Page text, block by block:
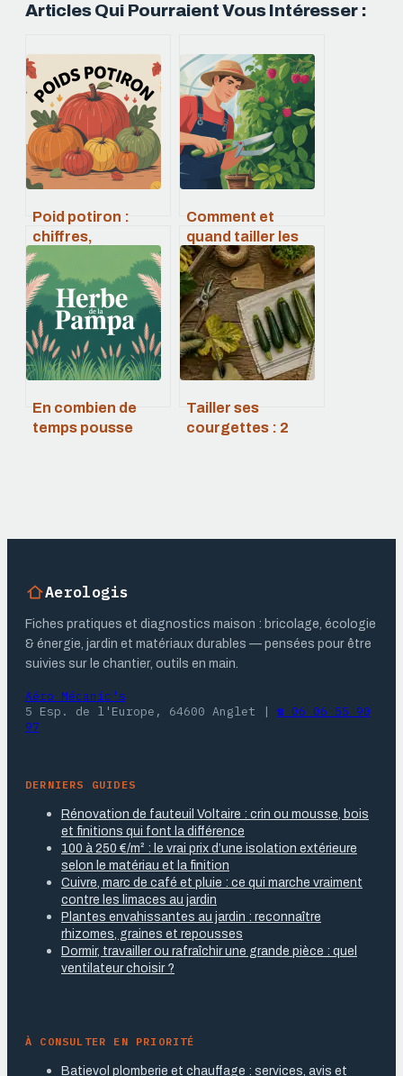
Articles Qui Pourraient Vous Intéresser :
Poid potiron :
chiffres,
rendements et
astuces pour bien
l’estimer
Comment et
quand tailler les
framboisiers pour
des récoltes
vraiment
abondantes
En combien de
temps pousse
Tailler ses
courgettes : 2
Aerologis
Fiches pratiques et diagnostics maison : bricolage, écologie
& énergie, jardin et matériaux durables — pensées pour être
suivies sur le chantier, outils en main.
Aéro Mécanic's
5 Esp. de l'Europe, 64600 Anglet | ☎ 06 06 55 90
97
DERNIERS GUIDES
Rénovation de fauteuil Voltaire : crin ou mousse, bois
et finitions qui font la différence
100 à 250 €/m² : le vrai prix d’une isolation extérieure
selon le matériau et la finition
Cuivre, marc de café et pluie : ce qui marche vraiment
contre les limaces au jardin
Plantes envahissantes au jardin : reconnaître
rhizomes, graines et repousses
Dormir, travailler ou rafraîchir une grande pièce : quel
ventilateur choisir ?
À CONSULTER EN PRIORITÉ
Batievol plomberie et chauffage : services, avis et